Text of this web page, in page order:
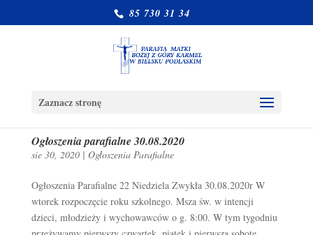
85 730 31 34
Zaznacz stronę
Ogłoszenia parafialne 30.08.2020
sie 30, 2020| Ogłoszenia Parafialne
Ogłoszenia Parafialne 22 Niedziela Zwykła 30.08.2020r W
wtorek rozpoczęcie roku szkolnego. Msza św. w intencji
dzieci, młodzieży i wychowawców o g. 8:00. W tym tygodniu